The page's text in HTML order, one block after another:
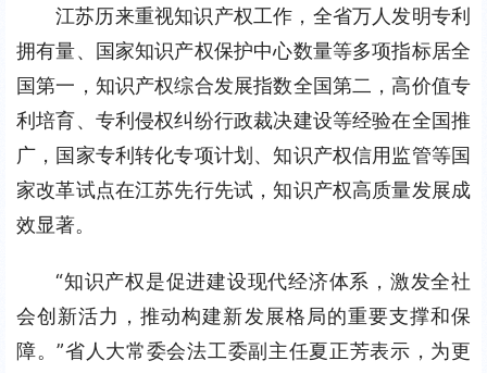
江苏历来重视知识产权工作，全省万人发明专利
拥有量、国家知识产权保护中心数量等多项指标居全
国第一，知识产权综合发展指数全国第二，高价值专
利培育、专利侵权纠纷行政裁决建设等经验在全国推
广，国家专利转化专项计划、知识产权信用监管等国
家改革试点在江苏先行先试，知识产权高质量发展成
效显著。
“知识产权是促进建设现代经济体系，激发全社
会创新活力，推动构建新发展格局的重要支撑和保
障。”省人大常委会法工委副主任夏正芳表示，为更